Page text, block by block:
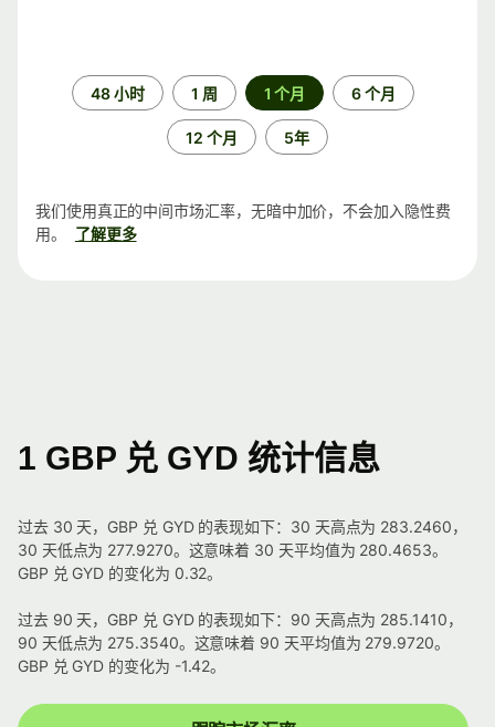
48 小时 1 周 1 个月 6 个月
12 个月 5年
我们使用真正的中间市场汇率，无暗中加价，不会加入隐性费
用。
了解更多
1 GBP 兑 GYD 统计信息
过去 30 天，GBP 兑 GYD 的表现如下：30 天高点为 283.2460，
30 天低点为 277.9270。这意味着 30 天平均值为 280.4653。
GBP 兑 GYD 的变化为 0.32。
过去 90 天，GBP 兑 GYD 的表现如下：90 天高点为 285.1410，
90 天低点为 275.3540。这意味着 90 天平均值为 279.9720。
GBP 兑 GYD 的变化为 -1.42。